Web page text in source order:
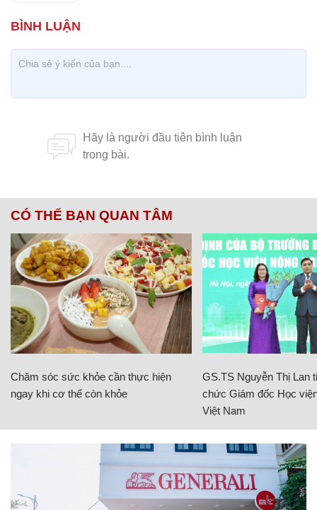
CÓ THỂ BẠN QUAN TÂM
Chăm sóc sức khỏe cần thực hiện
ngay khi cơ thể còn khỏe
GS.TS Nguyễn Thị Lan
chức Giám đốc Học
Việt Nam